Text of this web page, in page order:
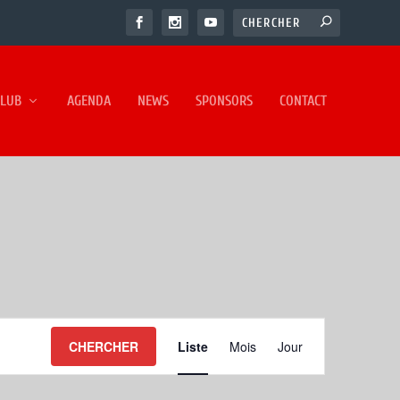
AGENDA NEWS SPONSORS CONTACT
CHERCHER
DE
VUES
Liste Mois Jour